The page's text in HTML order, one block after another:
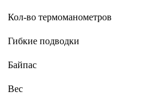
Кол-во термоманометров
Гибкие подводки
Байпас
Вес